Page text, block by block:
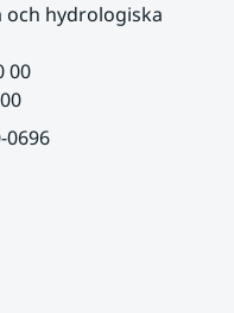
och hydrologiska
00